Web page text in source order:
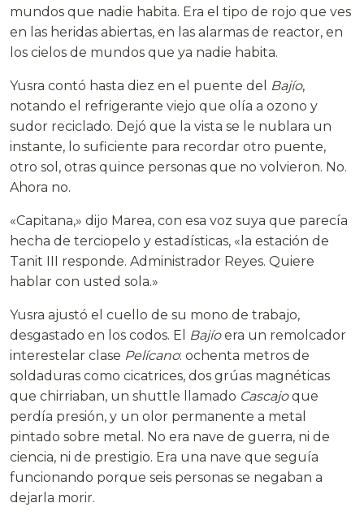
mundos que nadie habita. Era el tipo de rojo que ves
en las heridas abiertas, en las alarmas de reactor, en
los cielos de mundos que ya nadie habita.
Yusra contó hasta diez en el puente del Bajío,
notando el refrigerante viejo que olía a ozono y
sudor reciclado. Dejó que la vista se le nublara un
instante, lo suficiente para recordar otro puente,
otro sol, otras quince personas que no volvieron. No.
Ahora no.
«Capitana,» dijo Marea, con esa voz suya que parecía
hecha de terciopelo y estadísticas, «la estación de
Tanit III responde. Administrador Reyes. Quiere
hablar con usted sola.»
Yusra ajustó el cuello de su mono de trabajo,
desgastado en los codos. El
Bajíoera un remolcador
interestelar clase Pelícano: ochenta metros de
soldaduras como cicatrices, dos grúas magnéticas
que chirriaban, un shuttle llamado Cascajoque
perdía presión, y un olor permanente a metal
pintado sobre metal. No era nave de guerra, ni de
ciencia, ni de prestigio. Era una nave que seguía
funcionando porque seis personas se negaban a
dejarla morir.